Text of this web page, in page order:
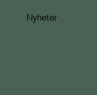
Nyheter